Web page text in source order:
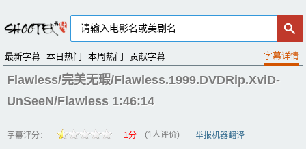
最新字幕 本日热门 本周热门 贡献字幕
Flawless/完美无瑕/Flawless.1999.DVDRip.XviD-
UnSeeN/Flawless 1:46:14
字幕评分： 1分 (1人评价)
举报机器翻译